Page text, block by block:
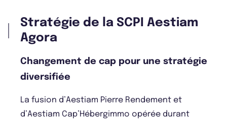
Stratégie de la SCPI Aestiam
Agora
Changement de cap pour une stratégie
diversifiée
La fusion d’Aestiam Pierre Rendement et
d’Aestiam Cap’Hébergimmo opérée durant